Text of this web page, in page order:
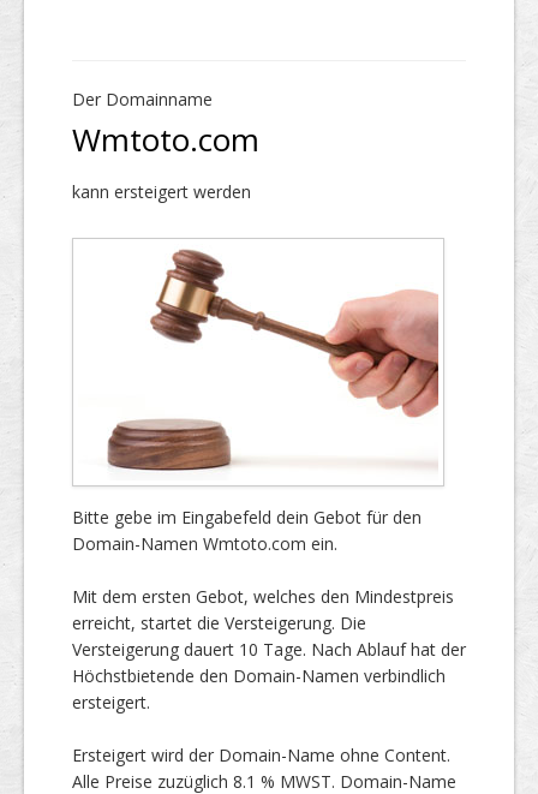
Der Domainname
Wmtoto.com
kann ersteigert werden
Bitte gebe im Eingabefeld dein Gebot für den
Domain-Namen Wmtoto.com ein.
Mit dem ersten Gebot, welches den Mindestpreis
erreicht, startet die Versteigerung. Die
Versteigerung dauert 10 Tage. Nach Ablauf hat der
Höchstbietende den Domain-Namen verbindlich
ersteigert.
Ersteigert wird der Domain-Name ohne Content.
Alle Preise zuzüglich 8.1 % MWST. Domain-Name